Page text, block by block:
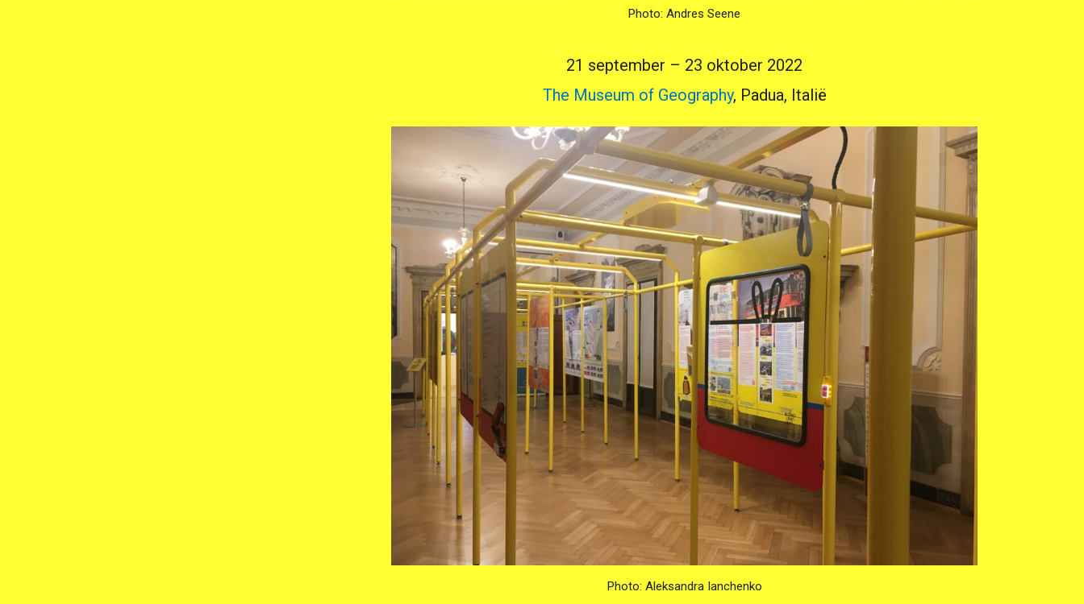
Photo: Andres Seene
21 september – 23 oktober 2022
The Museum of Geography, Padua, Italië
Photo: Aleksandra Ianchenko